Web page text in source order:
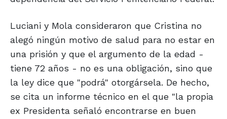
Luciani y Mola consideraron que Cristina no
alegó ningún motivo de salud para no estar en
una prisión y que el argumento de la edad -
tiene 72 años - no es una obligación, sino que
la ley dice que "podrá" otorgársela. De hecho,
se cita un informe técnico en el que "la propia
ex Presidenta señaló encontrarse en buen